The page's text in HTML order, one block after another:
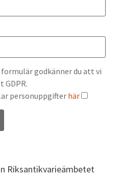
godkänner du att vi
GDPR.
personuppgifter här
Riksantikvarieämbetet